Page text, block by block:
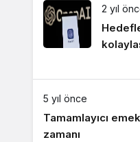
2 yıl
5 yıl önce
Tamamlayıcı
zamanı